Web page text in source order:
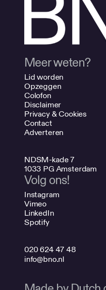
Meer weten?
Lid worden
Opzeggen
Colofon
Disclaimer
Privacy & Cookies
Contact
Adverteren
NDSM-kade 7
1033 PG Amsterdam
Volg ons!
Instagram
Vimeo
LinkedIn
Spotify
020 624 47 48
info@bno.nl